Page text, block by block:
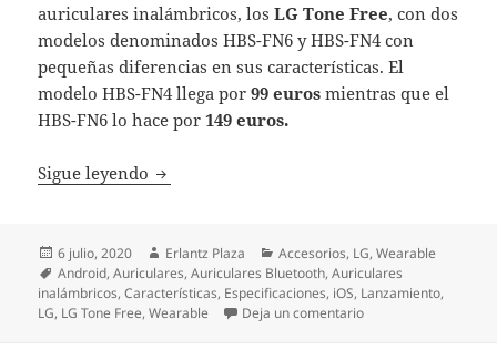
auriculares inalámbricos, losLG Tone Free, con dos
modelos denominados HBS-FN6 y HBS-FN4 con
pequeñas diferencias en sus características. El
modelo HBS-FN4 llega por99 euros mientras que el
HBS-FN6 lo hace por149 euros.
Sigue leyendo LG Tone Free: LG presenta sus primeros
Publicado
el
6 julio, 2020 Autor
Erlantz Plaza Categorías
Accesorios, LG,Wearable
Etiquetas
Android,Auriculares,Auriculares Bluetooth,Auriculares
inalámbricos,Características, Especificaciones, iOS, Lanzamiento,
LG, LG Tone Free,Wearable Deja un comentarioen LG Tone Free: